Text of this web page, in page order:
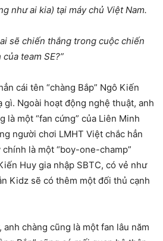
như ai kia) tại máy chủ Việt Nam.
sẽ chiến thắng trong cuộc chiến
team SE?”
cái tên “chàng Bắp” Ngô Kiến
gì. Ngoài hoạt động nghệ thuật, anh
là một “fan cứng” của Liên Minh
người chơi LMHT Việt chắc hẳn
là một “boy-one-champ”
Huy gia nhập SBTC, có vẻ như
Kidz sẽ có thêm một đối thủ cạnh
anh chàng cũng là một fan lâu năm